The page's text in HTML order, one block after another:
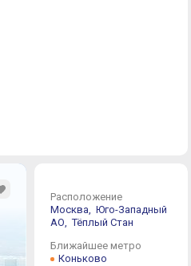
Расположение
Москва, Юго-Западный
АО, Тёплый Стан
Ближайшее метро
Коньково